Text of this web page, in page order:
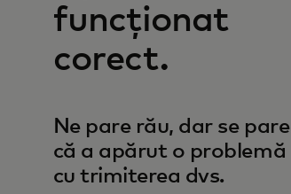
funcționat
corect.
Ne pare rău, dar se pare
că a apărut o problemă
cu trimiterea dvs.